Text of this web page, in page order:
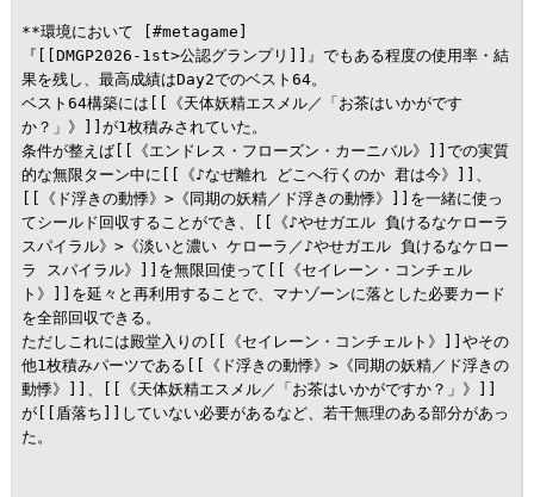
**環境において [#metagame]
『[[DMGP2026-1st>公認グランプリ]]』でもある程度の使用率・結
果を残し、最高成績はDay2でのベスト64。
ベスト64構築には[[《天体妖精エスメル／「お茶はいかがです
か？」》]]が1枚積みされていた。
条件が整えば[[《エンドレス・フローズン・カーニバル》]]での実質
的な無限ターン中に[[《♪なぜ離れ どこへ行くのか 君は今》]]、
[[《ド浮きの動悸》>《同期の妖精／ド浮きの動悸》]]を一緒に使っ
てシールド回収することができ、[[《♪やせガエル 負けるなケローラ
スパイラル》>《淡いと濃い ケローラ／♪やせガエル 負けるなケロー
ラ スパイラル》]]を無限回使って[[《セイレーン・コンチェル
ト》]]を延々と再利用することで、マナゾーンに落とした必要カード
を全部回収できる。
ただしこれには殿堂入りの[[《セイレーン・コンチェルト》]]やその
他1枚積みパーツである[[《ド浮きの動悸》>《同期の妖精／ド浮きの
動悸》]]、[[《天体妖精エスメル／「お茶はいかがですか？」》]]
が[[盾落ち]]していない必要があるなど、若干無理のある部分があっ
た。